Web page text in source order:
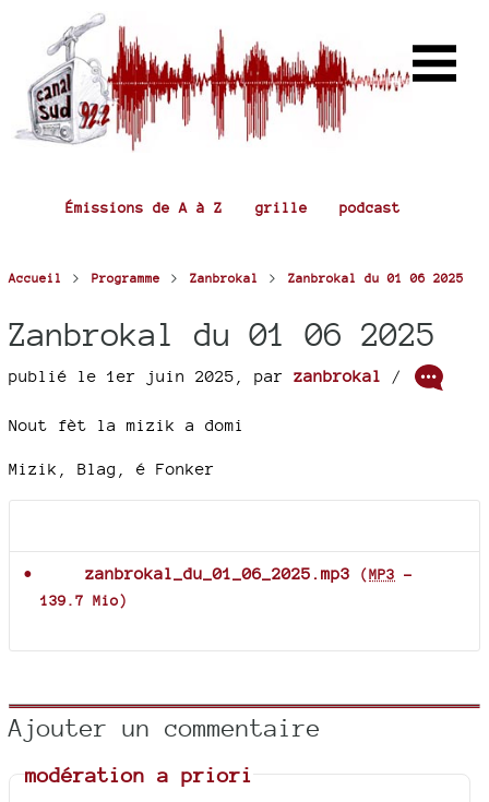
Émissions de A à Z grille podcast
Accueil > Programme > Zanbrokal > Zanbrokal du 01 06 2025
Zanbrokal du 01 06 2025
publié le 1er juin 2025 par zanbrokal /
Nout fèt la mizik a domi
Mizik, Blag, é Fonker
zanbrokal_du_01_06_2025.mp3 (MP3 -
139.7 Mio)
Ajouter un commentaire
modération a priori